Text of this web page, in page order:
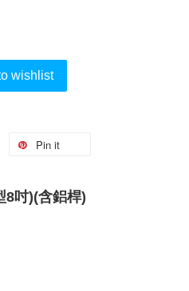
wishlist
Pin it
8吋)(含鋁桿)